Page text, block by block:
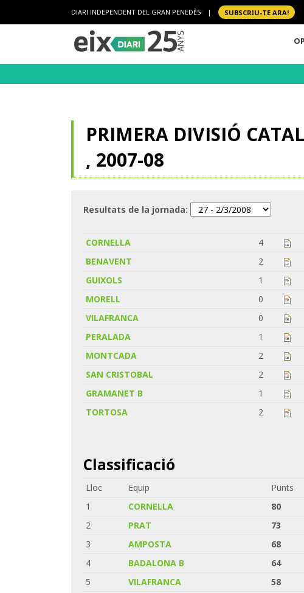
DIARI INDEPENDENT DEL GRAN PENEDÈS | SUBSCRIU-TE ARA!
PRIMERA DIVISIÓ
, 2007-08
Resultats de la jornada:
CORNELLA 4
BENAVENT
2
GUIXOLS
1
MORELL
0
VILAFRANCA
0
PERALADA
1
MONTCADA
2
SAN CRISTOBAL
2
GRAMANET B
1
TORTOSA
2
Classificació
Lloc Equip Punts
1
CORNELLA 80
2
PRAT 73
3
AMPOSTA 68
4
BADALONA B 64
5
VILAFRANCA 58